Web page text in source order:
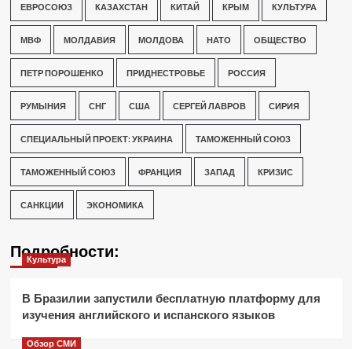
ЕВРОСОЮЗ КАЗАХСТАН КИТАЙ КРЫМ КУЛЬТУРА
МВФ МОЛДАВИЯ МОЛДОВА НАТО ОБЩЕСТВО
ПЕТР ПОРОШЕНКО ПРИДНЕСТРОВЬЕ РОССИЯ
РУМЫНИЯ СНГ США СЕРГЕЙ ЛАВРОВ СИРИЯ
СПЕЦИАЛЬНЫЙ ПРОЕКТ: УКРАИНА ТАМОЖЕННЫЙ СОЮЗ
ТАМОЖЕННЫЙ СОЮЗ ФРАНЦИЯ ЗАПАД КРИЗИС
САНКЦИИ ЭКОНОМИКА
Подробности:
Культура
В Бразилии запустили бесплатную платформу для
изучения английского и испанского языков
Обзор СМИ